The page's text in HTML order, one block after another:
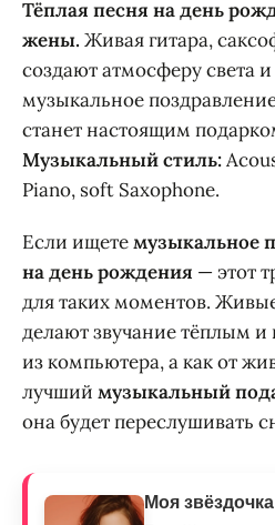
Тёплая песня на день
жены. Живая гитара,
создают атмосферу света
музыкальное
станет настоящим
Музыкальный стиль:
Piano, soft Saxophone.
Если ищетемузыкальное
на день рождения — этот
для таких моментов.
делают звучание тёплым
из компьютера, а как от
лучший музыкальный
она будет переслушивать
Моя звёздочка